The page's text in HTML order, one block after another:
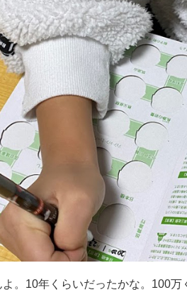
。10年くらいだったかな。100